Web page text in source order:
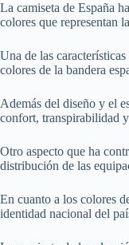
La camiseta de España
colores que representan
Una de las
colores de la bandera
Además del diseño y el
confort, transpirabilidad
Otro aspecto que ha
distribución de las
En cuanto a los colores
identidad nacional del